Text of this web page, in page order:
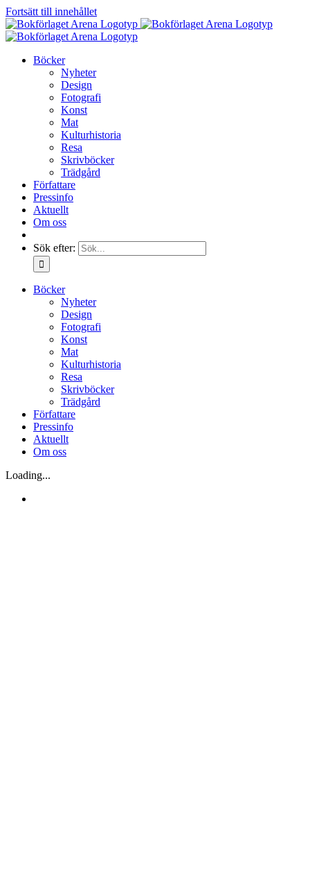
Fortsätt till innehållet
Böcker
Nyheter
Design
Fotografi
Konst
Mat
Kulturhistoria
Resa
Skrivböcker
Trädgård
Författare
Pressinfo
Aktuellt
Om oss
Sök efter:
Böcker
Nyheter
Design
Fotografi
Konst
Mat
Kulturhistoria
Resa
Skrivböcker
Trädgård
Författare
Pressinfo
Aktuellt
Om oss
Loading...